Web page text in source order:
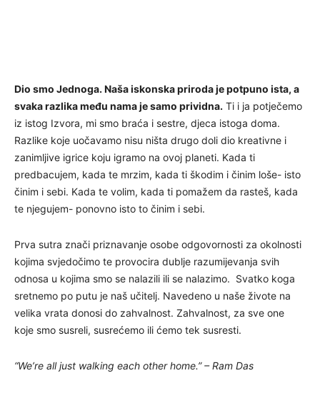
Dio smo Jednoga. Naša iskonska priroda je potpuno ista, a
svaka razlika među nama je samo prividna. Ti i ja potječemo
iz istog Izvora, mi smo braća i sestre, djeca istoga doma.
Razlike koje uočavamo nisu ništa drugo doli dio kreativne i
zanimljive igrice koju igramo na ovoj planeti. Kada ti
predbacujem, kada te mrzim, kada ti škodim i činim loše- isto
činim i sebi. Kada te volim, kada ti pomažem da rasteš, kada
te njegujem- ponovno isto to činim i sebi.
Prva sutra znači priznavanje osobe odgovornosti za okolnosti
kojima svjedočimo te provocira dublje razumijevanja svih
odnosa u kojima smo se nalazili ili se nalazimo. Svatko koga
sretnemo po putu je naš učitelj. Navedeno u naše živote na
velika vrata donosi do zahvalnost. Zahvalnost, za sve one
koje smo susreli, susrećemo ili ćemo tek susresti.
“We’re all just walking each other home.” – Ram Das